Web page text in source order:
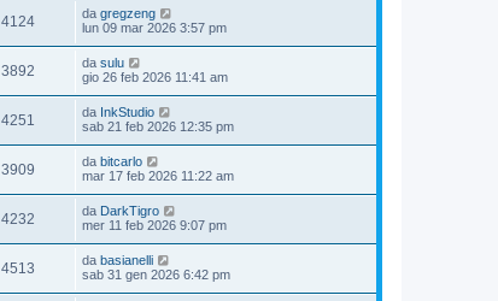
4124 da gregzeng
lun 09 mar 2026 3:57 pm
3892 da sulu
gio 26 feb 2026 11:41 am
4251 da InkStudio
sab 21 feb 2026 12:35 pm
3909 da bitcarlo
mar 17 feb 2026 11:22 am
4232 da DarkTigro
mer 11 feb 2026 9:07 pm
4513 da basianelli
sab 31 gen 2026 6:42 pm